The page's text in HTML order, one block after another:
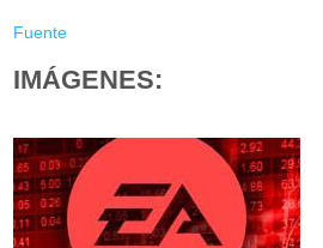
Fuente
IMÁGENES: